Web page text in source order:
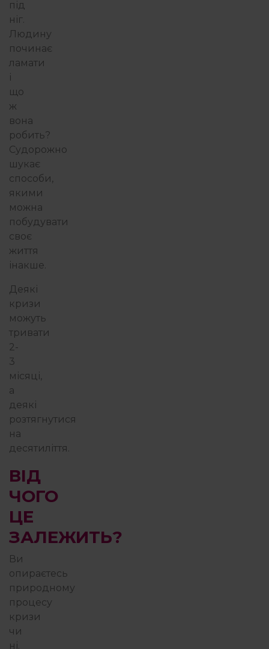
під
ніг.
Людину
починає
ламати
і
що
ж
вона
робить?
Судорожно
шукає
способи,
якими
можна
побудувати
своє
життя
інакше.
Деякі
кризи
можуть
тривати
2-
3
місяці,
а
деякі
розтягнутися
на
десятиліття.
ВІД
ЧОГО
ЦЕ
ЗАЛЕЖИТЬ?
Ви
опираєтесь
природному
процесу
кризи
чи
ні.